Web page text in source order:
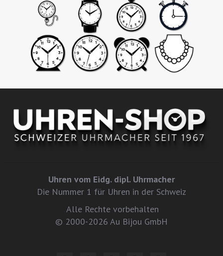
Uhren vom Eidg. dipl. Uhrmacher
Die Nummer 1 für Uhren in der Schweiz
Alle Rechte vorbehalten
© 2000-2026 Au Bijou GmbH